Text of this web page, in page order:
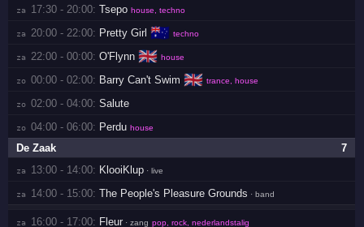
za 17:30 - 20:00: Tsepo house, techno
za 20:00 - 22:00: Pretty Girl 🇦🇺 techno
za 22:00 - 00:00: O'Flynn 🇬🇧 house
zo 00:00 - 02:00: Barry Can't Swim 🇬🇧 trance, house
zo 02:00 - 04:00: Salute
zo 04:00 - 06:00: Perdu house
7
De Zaak
za 13:00 - 14:00: KlooiKlup · live
za 14:00 - 15:00: The People's Pleasure Grounds · band
za 16:00 - 17:00: Fleur · zang pop, rock, nederlandstalig